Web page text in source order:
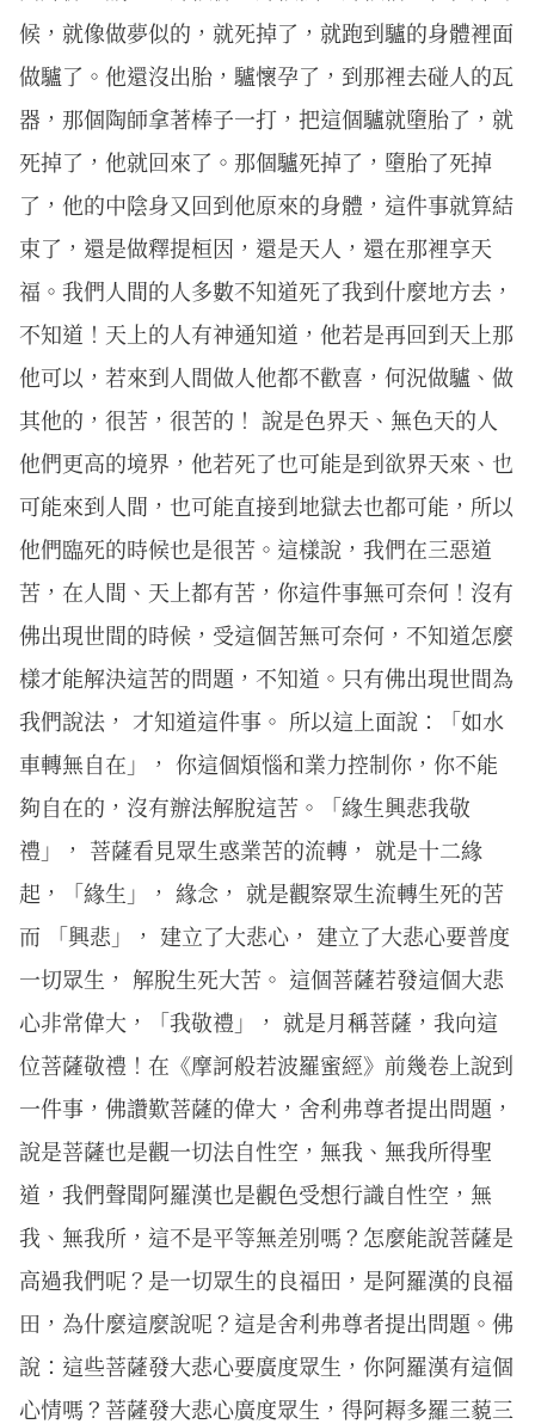
候，就像做夢似的，就死掉了，就跑到驢的身體裡面
做驢了。他還沒出胎，驢懷孕了，到那裡去碰人的瓦
器，那個陶師拿著棒子一打，把這個驢就墮胎了，就
死掉了，他就回來了。那個驢死掉了，墮胎了死掉
了，他的中陰身又回到他原來的身體，這件事就算結
束了，還是做釋提桓因，還是天人，還在那裡享天
福。我們人間的人多數不知道死了我到什麼地方去，
不知道！天上的人有神通知道，他若是再回到天上那
他可以，若來到人間做人他都不歡喜，何況做驢、做
其他的，很苦，很苦的！ 說是色界天、無色天的人
他們更高的境界，他若死了也可能是到欲界天來、也
可能來到人間，也可能直接到地獄去也都可能，所以
他們臨死的時候也是很苦。這樣說，我們在三惡道
苦，在人間、天上都有苦，你這件事無可奈何！沒有
佛出現世間的時候，受這個苦無可奈何，不知道怎麼
樣才能解決這苦的問題，不知道。只有佛出現世間為
我們說法， 才知道這件事。 所以這上面說：「如水
車轉無自在」， 你這個煩惱和業力控制你，你不能
夠自在的，沒有辦法解脫這苦。「緣生興悲我敬
禮」， 菩薩看見眾生惑業苦的流轉， 就是十二緣
起，「緣生」， 緣念， 就是觀察眾生流轉生死的苦
而 「興悲」， 建立了大悲心， 建立了大悲心要普度
一切眾生， 解脫生死大苦。 這個菩薩若發這個大悲
心非常偉大，「我敬禮」， 就是月稱菩薩，我向這
位菩薩敬禮！在《摩訶般若波羅蜜經》前幾卷上說到
一件事，佛讚歎菩薩的偉大，舍利弗尊者提出問題，
說是菩薩也是觀一切法自性空，無我、無我所得聖
道，我們聲聞阿羅漢也是觀色受想行識自性空，無
我、無我所，這不是平等無差別嗎？怎麼能說菩薩是
高過我們呢？是一切眾生的良福田，是阿羅漢的良福
田，為什麼這麼說呢？這是舍利弗尊者提出問題。佛
說：這些菩薩發大悲心要廣度眾生，你阿羅漢有這個
心情嗎？菩薩發大悲心廣度眾生，得阿耨多羅三藐三